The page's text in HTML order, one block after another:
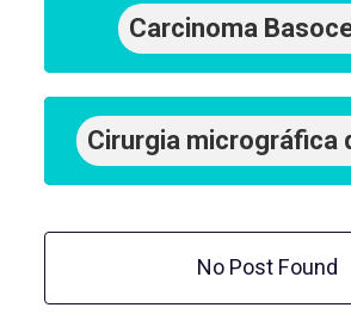
Carcinoma
Cirurgia micrográfica
No Post Found